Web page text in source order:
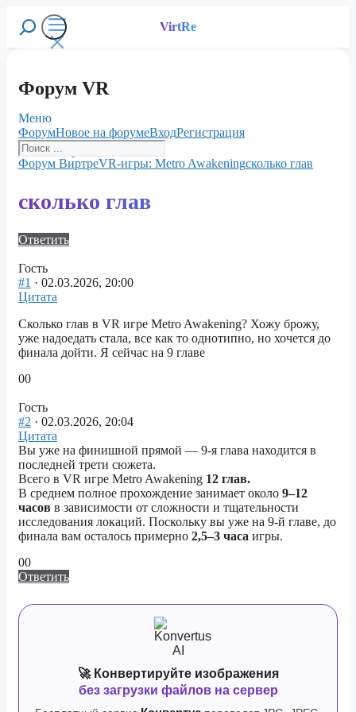
Перейти
содержимому
VirtRe
Меню
Поиск
Форум VR
Меню
Навигация
Форума
ФорумНовое на форумеВходРегистрация
Форум
Вы
Форум Ви́ртреVR-игры: Metro Awakeningсколько глав
сколько глав
Ответить
Гость
#1 · 02.03.2026, 20:00
Цитата
Сколько глав в VR игре Metro Awakening? Хожу брожу,
уже надоедать стала, все как то однотипно, но хочется до
финала дойти. Я сейчас на 9 главе
Голосуйте
палец
вниз.
0Голосуйте
палец
вверх.
0
Гость
#2 · 02.03.2026, 20:04
Цитата
Вы уже на финишной прямой — 9-я глава находится в
последней трети сюжета.
Всего в VR игре Metro Awakening 12 глав.
В среднем полное прохождение занимает около 9–12
часов в зависимости от сложности и тщательности
исследования локаций. Поскольку вы уже на 9-й главе, до
финала вам осталось примерно 2,5–3 часа игры.
Голосуйте
-
вниз.
0Голосуйте
-
вверх.
0
Ответить
🚀 Конвертируйте изображения
без загрузки файлов на сервер